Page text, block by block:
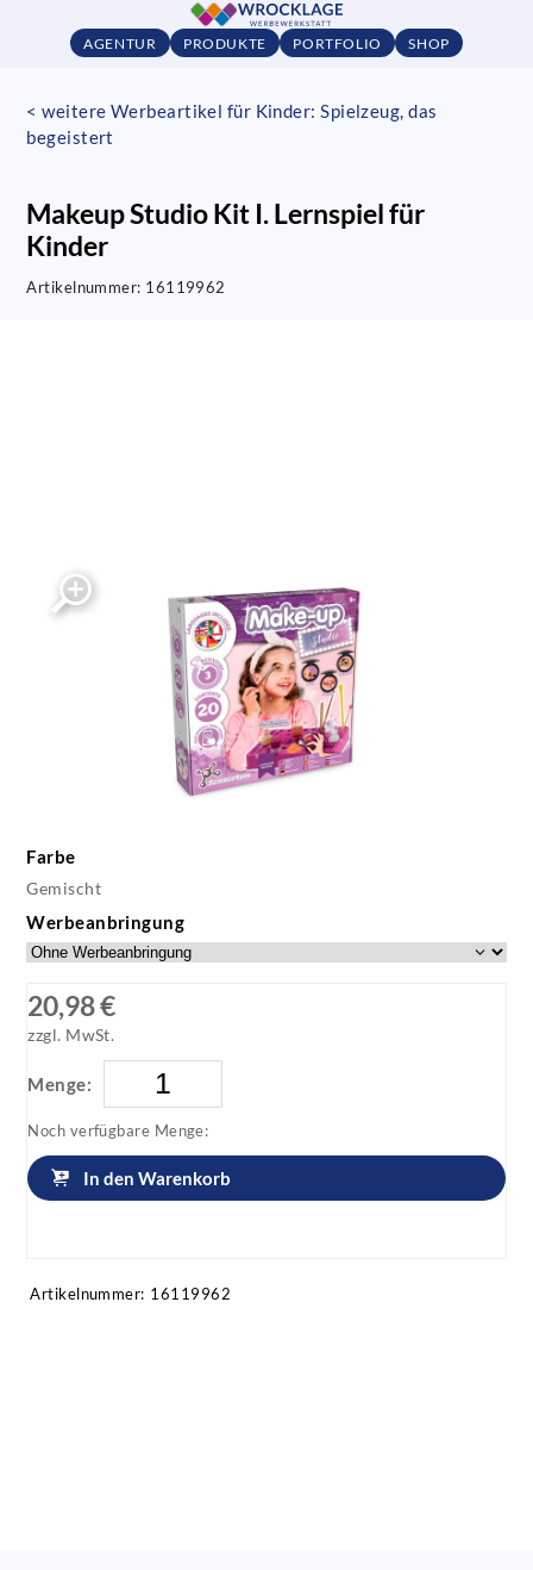
AGENTUR PRODUKTE PORTFOLIO SHOP
< weitere Werbeartikel für Kinder: Spielzeug, das
begeistert
Makeup Studio Kit I. Lernspiel für
Kinder
Artikelnummer: 16119962
Farbe
Gemischt
Werbeanbringung
20,98 €
zzgl. MwSt.
Menge:
Noch verfügbare Menge:
In den Warenkorb
Artikelnummer: 16119962